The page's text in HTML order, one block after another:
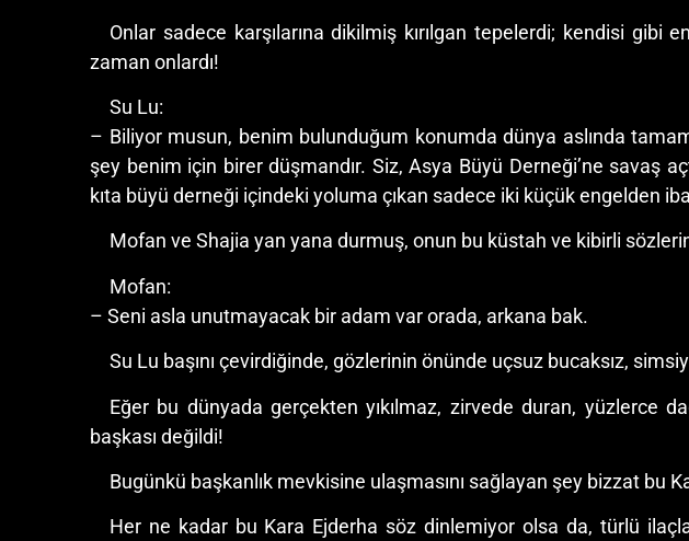
Onlar sadece karşılarına dikilmiş kırılgan tepelerdi; kendisi gibi
zaman onlardı!
Su Lu:
– Biliyor musun, benim bulunduğum konumda dünya aslında
şey benim için birer düşmandır. Siz, Asya Büyü Derneği’ne savaş
kıta büyü derneği içindeki yoluma çıkan sadece iki küçük engelden
Mofan ve Shajia yan yana durmuş, onun bu küstah ve kibirli
Mofan:
– Seni asla unutmayacak bir adam var orada, arkana bak.
Su Lu başını çevirdiğinde, gözlerinin önünde uçsuz bucaksız,
Eğer bu dünyada gerçekten yıkılmaz, zirvede duran, yüzlerce
başkası değildi!
Bugünkü başkanlık mevkisine ulaşmasını sağlayan şey bizzat bu
Her ne kadar bu Kara Ejderha söz dinlemiyor olsa da, türlü